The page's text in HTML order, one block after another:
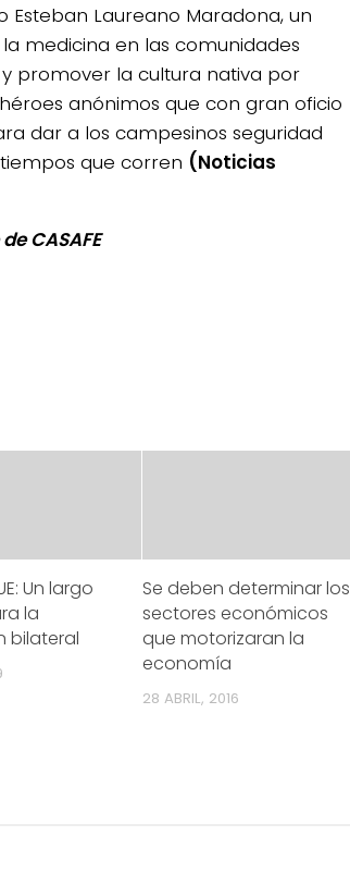
Laureano Maradona, un
medicina en las comunidades
promover la cultura nativa por
anónimos que con gran oficio
dar a los campesinos seguridad
que corren (Noticias
CASAFE
Un largo
la
bilateral
Se deben determinar los
sectores económicos
que motorizaran la
economía
28 ABRIL, 2016